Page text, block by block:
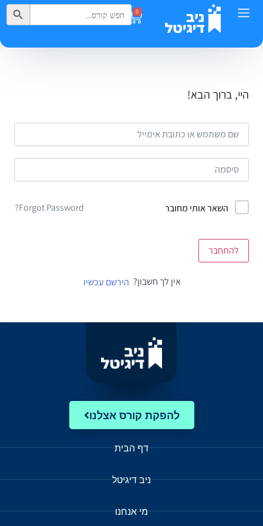
0
Search
for:
Search Button
היי, ברוך הבא!
השאר אותי מחובר Forgot Password?
להתחבר
אין לך חשבון? הירשם עכשיו
להפקת קורס אצלנו
דף הבית
ניב דיגיטל
מי אנחנו